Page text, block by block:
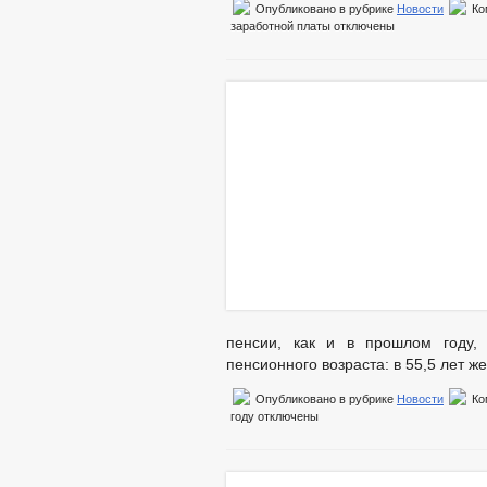
ФИНАНСОВО-ЭКОНОМИЧЕСКОЕ
СОВЕТ ПО ПРЕДПРИНИМАТЕЛЬСТВУ
НОМЕНКЛАТУРА ДЕЛ
СХОД
РАБОЧАЯ ГРУППА ПО
КОМИССИЯ ПО СПИСАНИЮ
ОБЩЕСТВЕННЫЙ СОВЕТ ПО
ИНФОРМАЦИЯ О ЛИЦАХ,
ГРАФИК ПРИЕМА
СОЦИАЛЬНЫЙ
ПРОТИВОДЕЙСТВИЕ КОРРУПЦИИ
НПА
ФОРМЫ
Опубликовано в рубрике Новости
заработной платы отключены
пенсии, как и в прошлом году,
пенсионного возраста: в 55,5 лет
Опубликовано в рубрике Новости
году отключены